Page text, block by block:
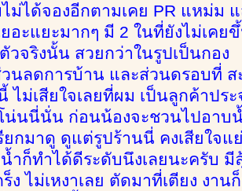
ม่ได้จองอีกตามเคย PR แหม่ม
ยอะแยะมากๆ มี 2 ในที่ยังไม่เค
วจริงนั้น สวยกว่าในรูปเป็นกอ
นลดการบ้าน และส่วนดรอบที่ ส
ไม่เสียใจเลยที่ผม เป็นลูกค้าป
น่นนี่นั่น ก่อนน้องจะชวนไปอา
มาดู ดูแต่รูปร้านนี่ คงเสียใจแย่
ำก็ทำได้ดีระดับนึงเลยนะครับ
ร็ง ไม่เหงาเลย ตัดมาที่เตียง งา